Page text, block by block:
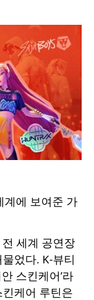
계에 보여준 가
세계 공연장
었다. K-뷰티
스킨케어’라
케어 루틴은